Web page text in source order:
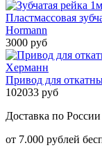
Пластмассовая
Hormann
3000 руб
Привод для
102033 руб
Доставка по
от 7.000 рублей